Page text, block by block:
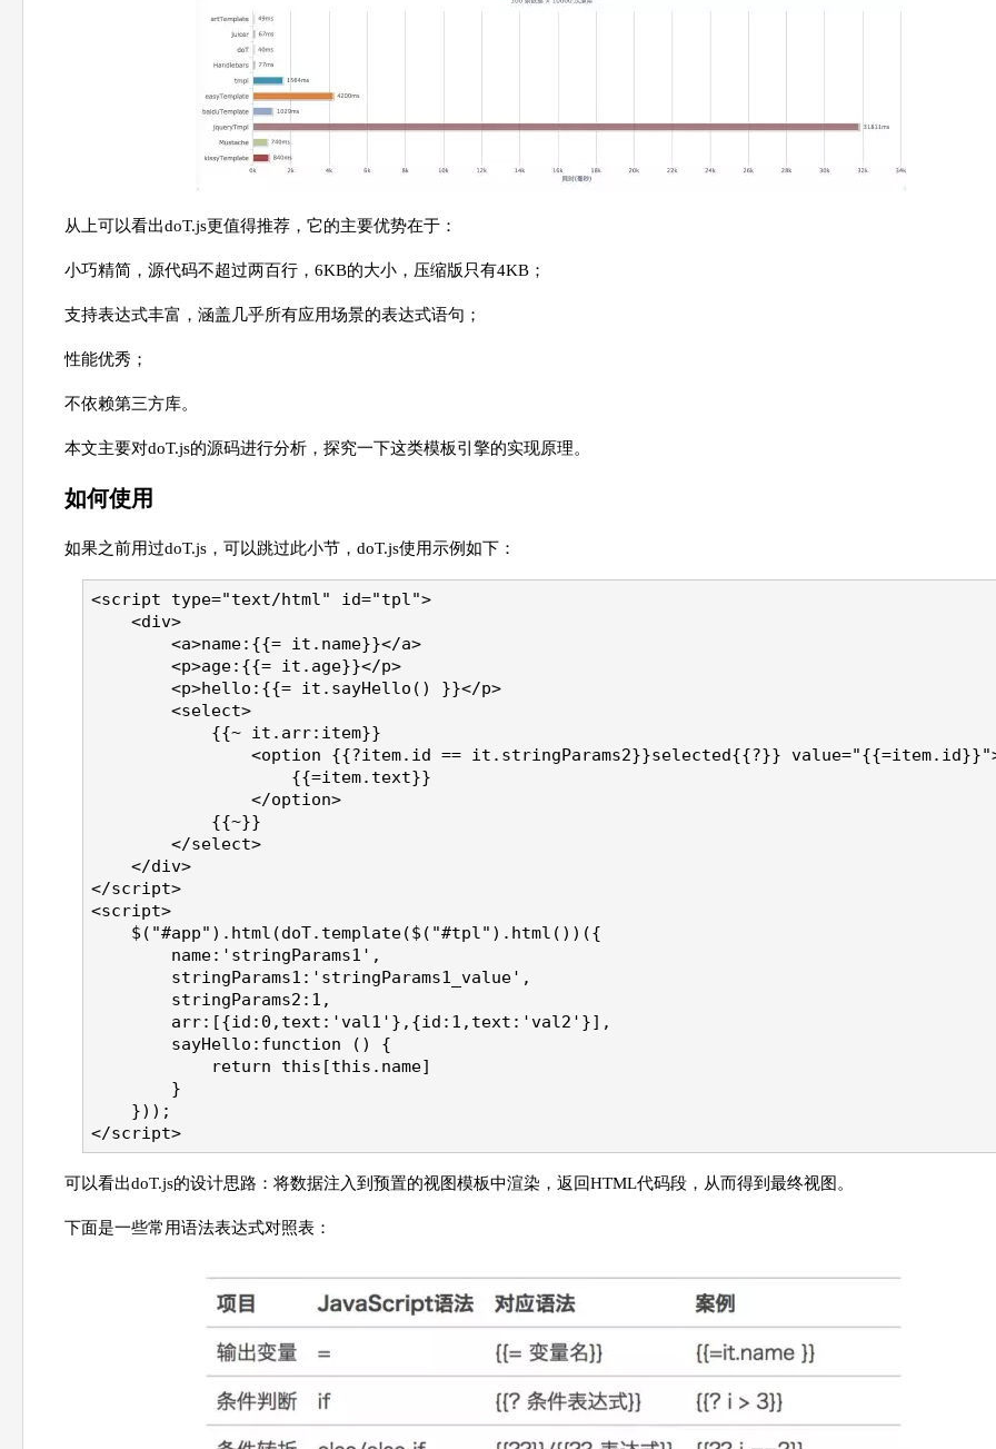
从上可以看出doT.js更值得推荐，它的主要优势在于：
小巧精简，源代码不超过两百行，6KB的大小，压缩版只有4KB；
支持表达式丰富，涵盖几乎所有应用场景的表达式语句；
性能优秀；
不依赖第三方库。
本文主要对doT.js的源码进行分析，探究一下这类模板引擎的实现原理。
如何使用
如果之前用过doT.js，可以跳过此小节，doT.js使用示例如下：
<script type="text/html" id="tpl">
    <div>
        <a>name:{{= it.name}}</a>
        <p>age:{{= it.age}}</p>
        <p>hello:{{= it.sayHello() }}</p>
        <select>
            {{~ it.arr:item}}
<option {{?item.id == it.stringParams2}}selected{{?}}
                    {{=item.text}}
                </option>
            {{~}}
        </select>
    </div>
</script>
<script>
    $("#app").html(doT.template($("#tpl").html())({
        name:'stringParams1',
        stringParams1:'stringParams1_value',
        stringParams2:1,
        arr:[{id:0,text:'val1'},{id:1,text:'val2'}],
        sayHello:function () {
            return this[this.name]
        }
    }));
</script>
可以看出doT.js的设计思路：将数据注入到预置的视图模板中渲染，返回HTML代码段，从而得到最终视图。
下面是一些常用语法表达式对照表：